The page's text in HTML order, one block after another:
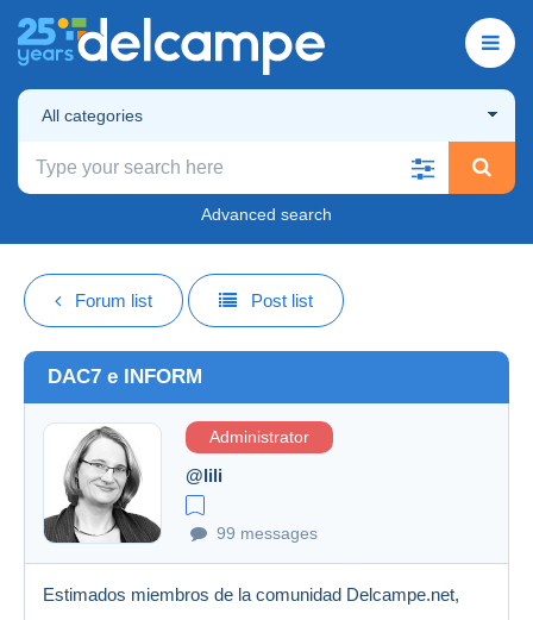
All categories
Advanced search
Forum list Post list
DAC7 e INFORM
Administrator
@lili
99 messages
Estimados miembros de la comunidad Delcampe.net,